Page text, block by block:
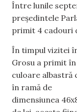
Între lunile
președintele
primit 4 cadouri
În timpul vizitei
Grosu a primit
culoare albastră
în ramă de
dimensiunea